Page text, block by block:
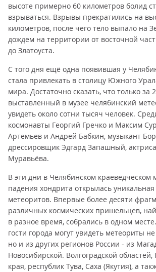
высоте примерно 60 километров болид
взрываться. Взрывы прекратились на
километров, после чего тело выпало на
дождем на территории от восточной
до Златоуста.
С того дня ещё одна появившая у
стала привлекать в столицу Южного
мира. Достаточно сказать, что только за
выставленный в музее челябинский
увидеть около сотни тысяч человек.
космонавты Георгий Гречко и Максим
Артемьев и Андрей Бабкин, музыкант
дрессировщик Эдгард Запашный,
Муравьёва.
В эти дни в Челябинском краеведческом
падения хондрита открылась уникальная
метеоритов. Впервые более десяти
различных космических пришельцев,
в разное время, собрались в одном
гости города могут увидеть метеориты
но и из других регионов России - из
Новосибирской. Волгоградской
края, республик Тува, Саха (Якутия), а